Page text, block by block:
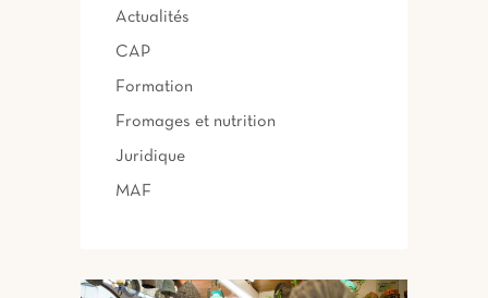
Actualités
CAP
Formation
Fromages et nutrition
Juridique
MAF